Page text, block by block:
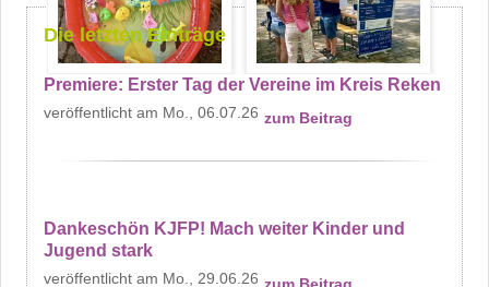
Die letzten Einträge
Premiere: Erster Tag der Vereine im Kreis Reken
Mo., 06.07.26 zum Beitrag
Dankeschön KJFP! Mach weiter Kinder und
Jugend stark
Mo., 29.06.26